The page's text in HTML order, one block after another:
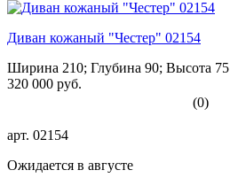
Диван кожаный "Честер" 02154
Ширина 210; Глубина 90; Высота 75
320 000 руб.
(0)
арт. 02154
Ожидается в августе